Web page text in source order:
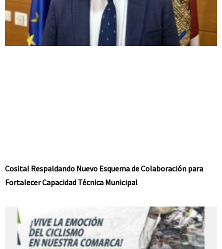
Cosital Respaldando Nuevo Esquema de Colaboración para
Fortalecer Capacidad Técnica Municipal